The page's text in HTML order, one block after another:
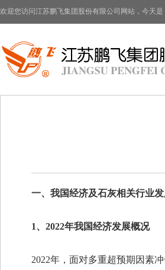
欢迎您访问江苏鹏飞集团股份有限公司网站，今天是
一、我国经济及石灰相关行业
1、2022年我国经济发展概况
2022年，面对多重超预期因素